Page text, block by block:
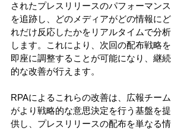
されたプレスリリースのパフォーマンス
を追跡し、どのメディアがどの情報にど
れだけ反応したかをリアルタイムで分析
します。これにより、次回の配布戦略を
即座に調整することが可能になり、継続
的な改善が行えます。
RPAによるこれらの改善は、広報チーム
がより戦略的な意思決定を行う基盤を提
供し、プレスリリースの配布を単なる情